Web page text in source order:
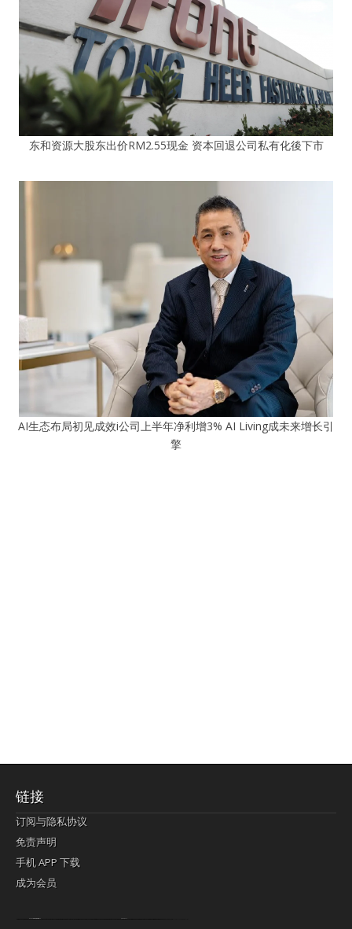
东和资源大股东出价RM2.55现金 资本回退公司私有化後下市
AI生态布局初见成效i公司上半年净利增3% AI Living成未来增长引
擎
链接
订阅与隐私协议
免责声明
手机 APP 下载
成为会员